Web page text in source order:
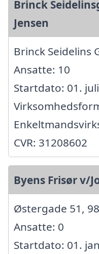
Brinck
Jensen
Brinck Seidelins
Ansatte: 10
Startdato: 01.
CVR: 31208602
Byens Frisør v/
Østergade 51,
Ansatte: 0
Startdato: 01.